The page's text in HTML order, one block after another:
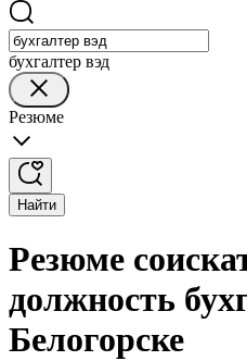
бухгалтер вэд
Резюме
Найти
Резюме
должность
Белогорске